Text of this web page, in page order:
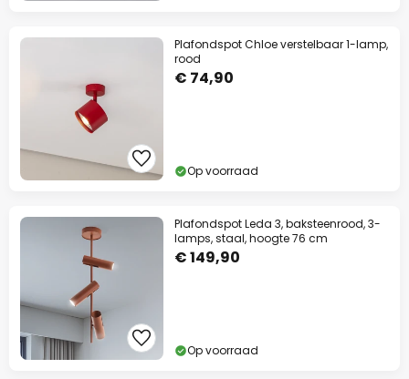
Plafondspot Chloe verstelbaar 1-lamp,
rood
€ 74,90
Op voorraad
Plafondspot Leda 3, baksteenrood, 3-
lamps, staal, hoogte 76 cm
€ 149,90
Op voorraad